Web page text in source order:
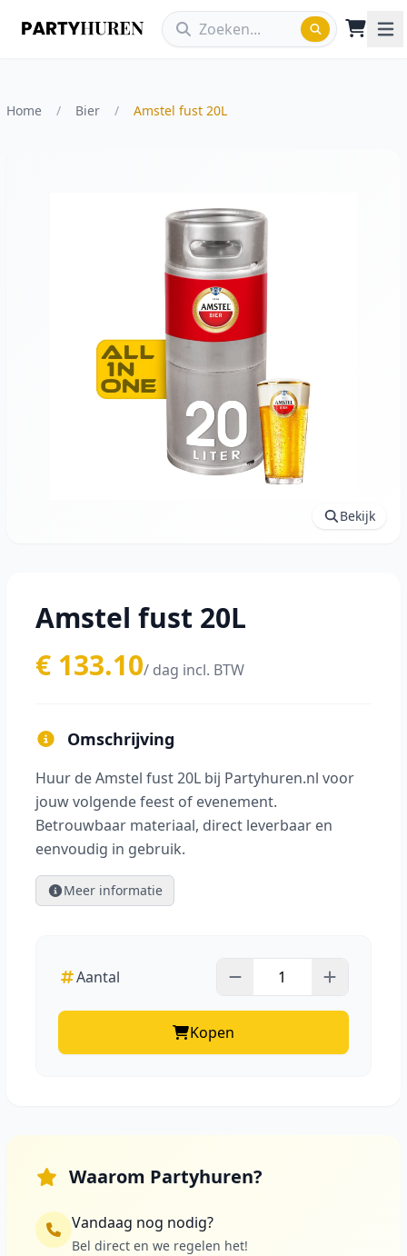
Home / Bier / Amstel fust 20L
Vergroot afbeelding
Bekijk
Amstel fust 20L
€ 133.10/ dag incl. BTW
Omschrijving
Huur de Amstel fust 20L bij Partyhuren.nl voor
jouw volgende feest of evenement.
Betrouwbaar materiaal, direct leverbaar en
eenvoudig in gebruik.
Meer informatie
Aantal
Kopen
Waarom Partyhuren?
Vandaag nog nodig?
Bel direct en we regelen het!